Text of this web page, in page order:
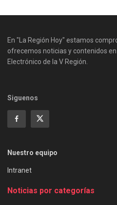
En "La Región Hoy" estamos
ofrecemos noticias y contenidos
Electrónico de la V Región.
Siguenos
Nuestro equipo
Intranet
Noticias por categorías